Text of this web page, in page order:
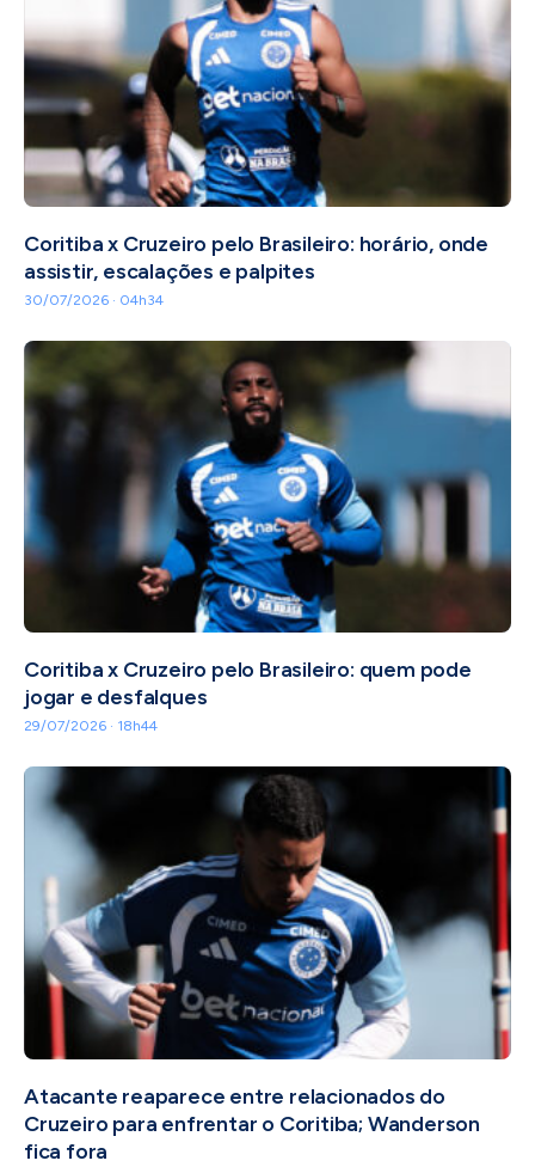
Coritiba x Cruzeiro pelo Brasileiro: horário, onde
assistir, escalações e palpites
30/07/2026 · 04h34
Coritiba x Cruzeiro pelo Brasileiro: quem pode
jogar e desfalques
29/07/2026 · 18h44
Atacante reaparece entre relacionados do
Cruzeiro para enfrentar o Coritiba; Wanderson
fica fora